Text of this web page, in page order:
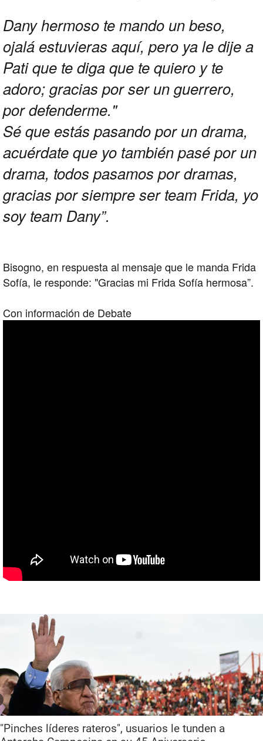
Dany hermoso te mando un beso,
ojalá estuvieras aquí, pero ya le dije a
Pati que te diga que te quiero y te
adoro; gracias por ser un guerrero,
por defenderme."
Sé que estás pasando por un drama,
acuérdate que yo también pasé por un
drama, todos pasamos por dramas,
gracias por siempre ser team Frida, yo
soy team Dany”.
Bisogno, en respuesta al mensaje que le manda Frida
Sofía, le responde: "Gracias mi Frida Sofía hermosa”.
Con información de Debate
"Pinches líderes rateros", usuarios le tunden a